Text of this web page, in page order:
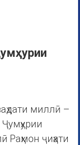
миллӣ –
ҷиҳати